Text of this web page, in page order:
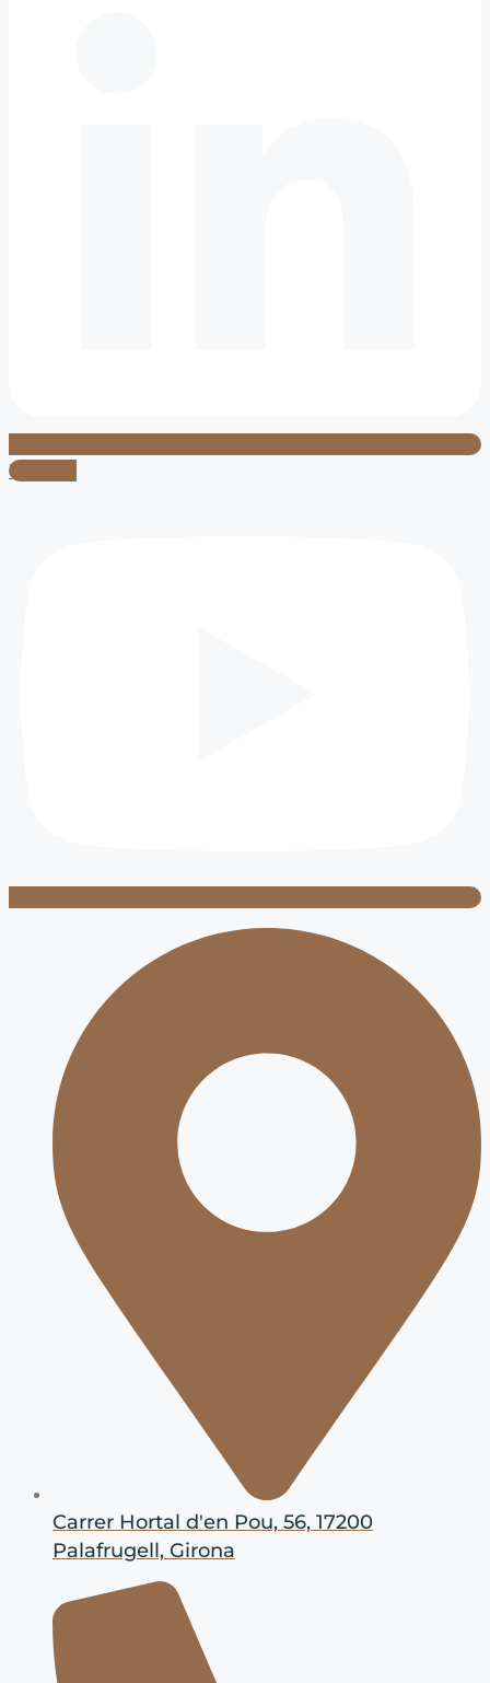
Youtube
Carrer Hortal d'en Pou, 56, 17200
Palafrugell, Girona